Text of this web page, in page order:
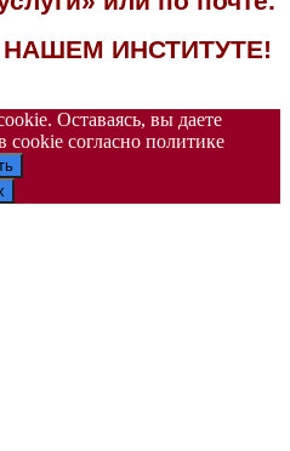
ИНСТИТУТЕ!
Оставаясь, вы даете
cookie согласно политике